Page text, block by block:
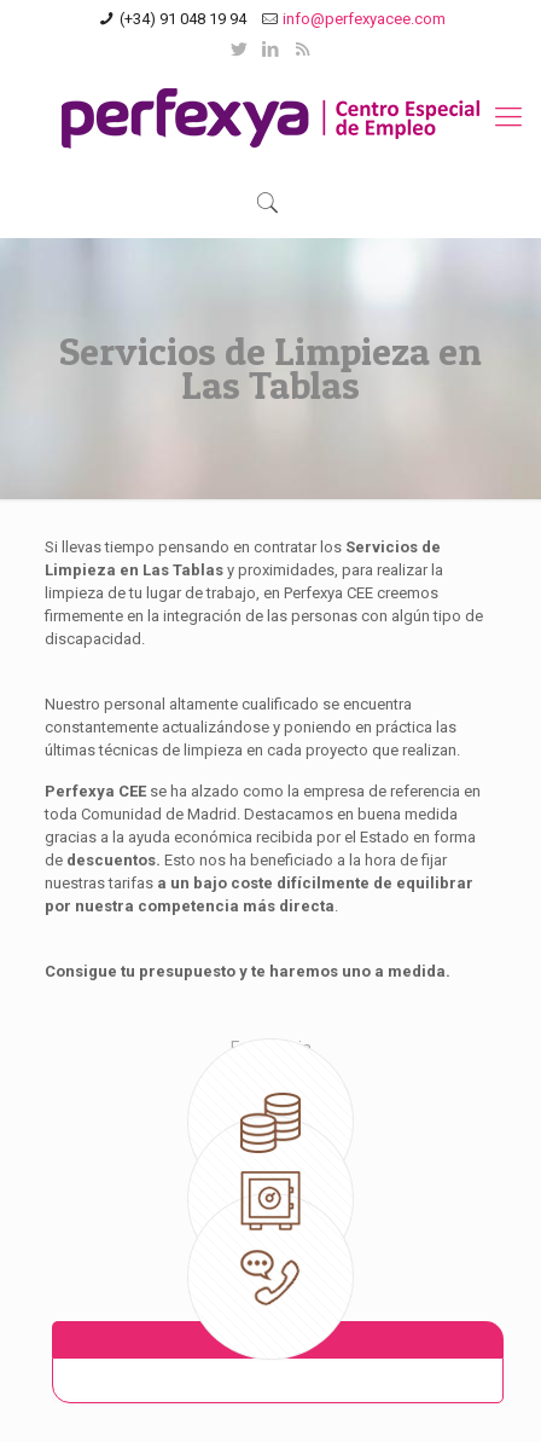
(+34) 91 048 19 94 info@perfexyacee.com
Servicios de Limpieza en
Las Tablas
Si llevas tiempo pensando en contratar los Servicios de
Limpieza en Las Tablas y proximidades, para realizar la
limpieza de tu lugar de trabajo, en Perfexya CEE creemos
firmemente en la integración de las personas con algún tipo de
discapacidad.
Nuestro personal altamente cualificado se encuentra
constantemente actualizándose y poniendo en práctica las
últimas técnicas de limpieza en cada proyecto que realizan.
Perfexya CEEse ha alzado como la empresa de referencia en
toda Comunidad de Madrid. Destacamos en buena medida
gracias a la ayuda económica recibida por el Estado en forma
de descuentos. Esto nos ha beneficiado a la hora de fijar
nuestras tarifas a un bajo coste difícilmente de equilibrar
por nuestra competencia más directa.
Consigue tu presupuesto y te haremos uno a medida.
Excelencia
Compromiso
Profesionalidad
*